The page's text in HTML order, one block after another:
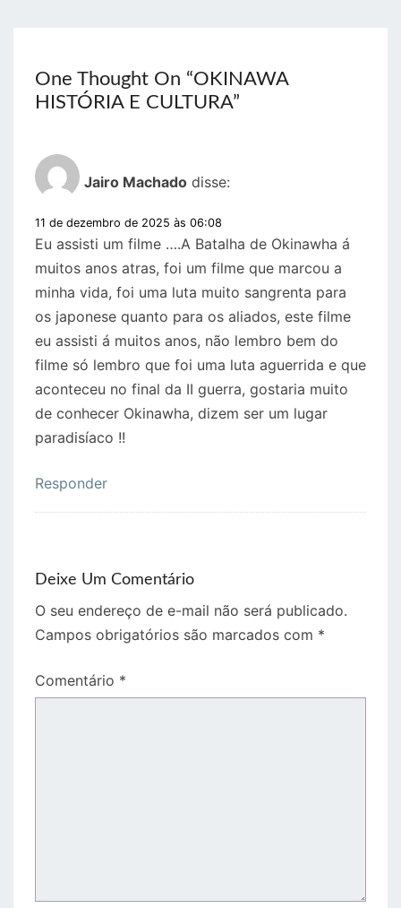
One Thought On “OKINAWA
HISTÓRIA E CULTURA”
Jairo Machado disse:
11 de dezembro de 2025 às 06:08
Eu assisti um filme ….A Batalha de Okinawha á
muitos anos atras, foi um filme que marcou a
minha vida, foi uma luta muito sangrenta para
os japonese quanto para os aliados, este filme
eu assisti á muitos anos, não lembro bem do
filme só lembro que foi uma luta aguerrida e que
aconteceu no final da II guerra, gostaria muito
de conhecer Okinawha, dizem ser um lugar
paradisíaco !!
Responder
Deixe Um Comentário
O seu endereço de e-mail não será publicado.
Campos obrigatórios são marcados com *
Comentário *